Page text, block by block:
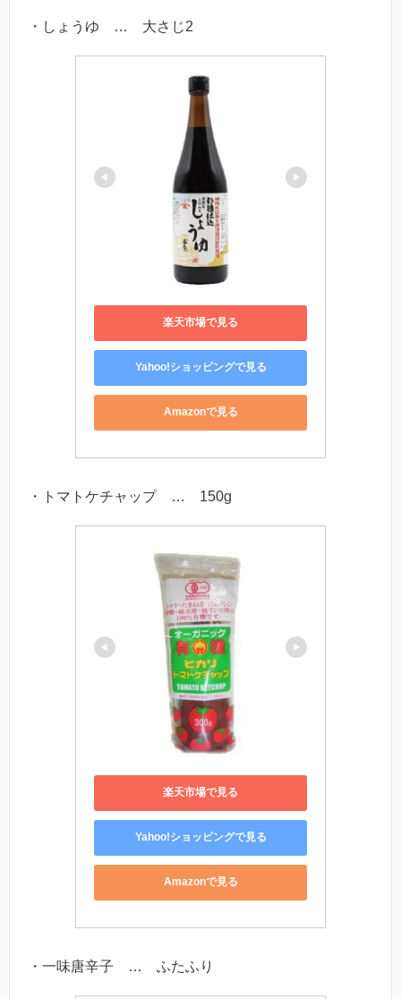
・しょうゆ … 大さじ2
楽天市場で見る
Yahoo!ショッピングで見る
Amazonで見る
・トマトケチャップ … 150g
楽天市場で見る
Yahoo!ショッピングで見る
Amazonで見る
・一味唐辛子 … ふたふり